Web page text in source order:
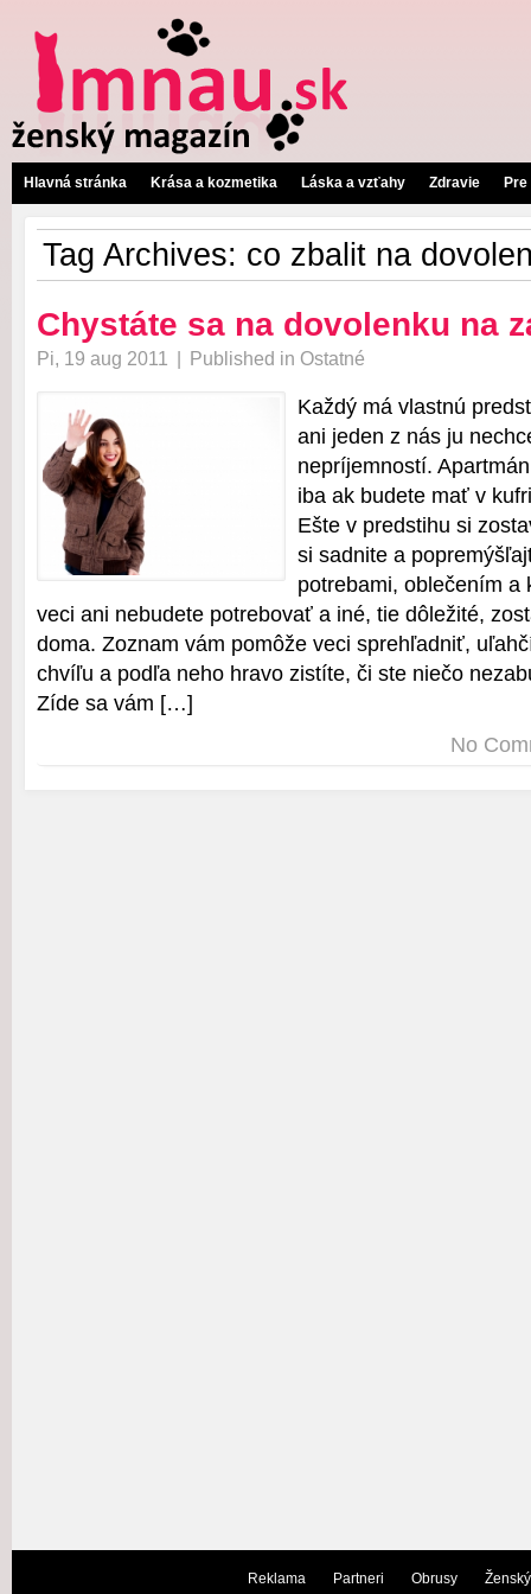
Hlavná stránka Krása a kozmetika Láska a vzťahy Zdravie
Tag Archives: co zbalit na
Chystáte sa na dovolenku na
Pi, 19 aug 2011 | Published in Ostatné
Každý má vlastnú
ani jeden z nás ju
nepríjemností.
iba ak budete mať v
Ešte v predstihu si
si sadnite a
potrebami, oblečením a
veci ani nebudete potrebovať a iné, tie dôležité,
doma. Zoznam vám pomôže veci sprehľadniť,
chvíľu a podľa neho hravo zistíte, či ste niečo
Zíde sa vám […]
No
Reklama Partneri Obrusy